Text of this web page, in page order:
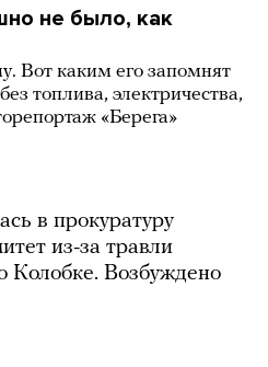
не было, как
Вот каким его запомнят
топлива, электричества,
«Берега»
в прокуратуру
из-за травли
Колобке. Возбуждено